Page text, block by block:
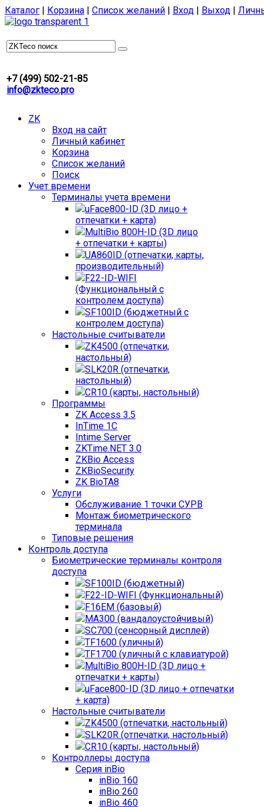
Каталог | Корзина | Список желаний | Вход | Выход |
+7 (499) 502-21-85
info@zkteco.pro
ZK
Вход на сайт
Личный кабинет
Корзина
Список желаний
Поиск
Учет времени
Терминалы учета времени
uFace800-ID (3D лицо +
отпечатки + карта)
MultiBio 800H-ID (3D лицо
+ отпечатки + карты)
UA860ID (отпечатки, карты,
производительный)
F22-ID-WIFI
(Функциональный с
контролем доступа)
SF100ID (бюджетный с
контролем доступа)
Настольные считыватели
ZK4500 (отпечатки,
настольный)
SLK20R (отпечатки,
настольный)
CR10 (карты, настольный)
Программы
ZK Access 3.5
InTime 1С
Intime Server
ZKTime.NET 3.0
ZKBio Access
ZKBioSecurity
ZK BioTA8
Услуги
Обслуживание 1 точки СУРВ
Монтаж биометрического
терминала
Типовые решения
Контроль доступа
Биометрические терминалы контроля
доступа
SF100ID (бюджетный)
F22-ID-WIFI (Функциональный)
F16EM (базовый)
MA300 (вандалоустойчивый)
SC700 (сенсорный дисплей)
TF1600 (уличный)
TF1700 (уличный с клавиатурой)
MultiBio 800H-ID (3D лицо +
отпечатки + карты)
uFace800-ID (3D лицо + отпечатки
+ карта)
Настольные считыватели
ZK4500 (отпечатки, настольный)
SLK20R (отпечатки, настольный)
CR10 (карты, настольный)
Контроллеры доступа
Серия inBio
inBio 160
inBio 260
inBio 460